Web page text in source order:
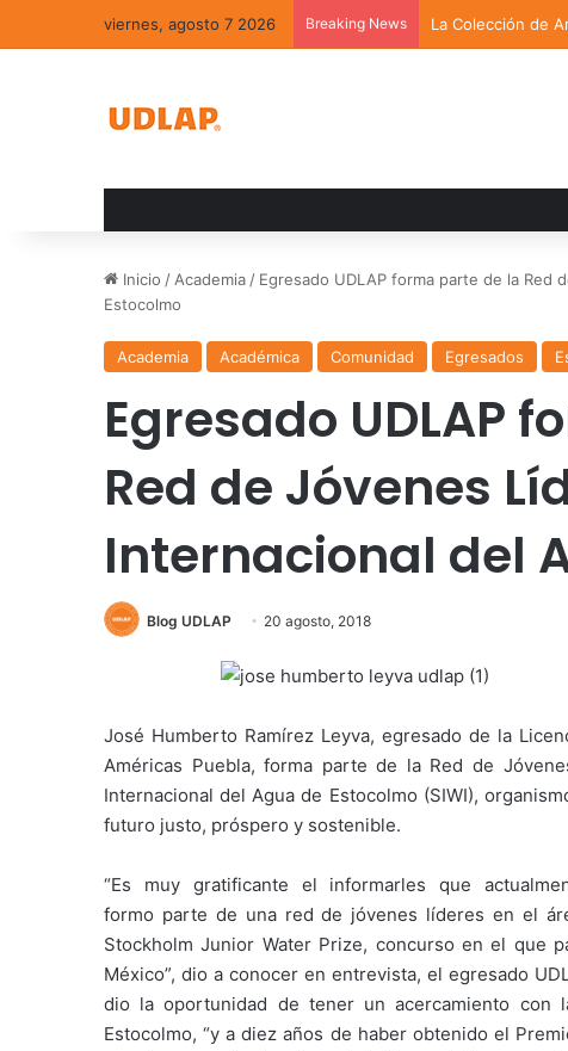
viernes, agosto 7 2026 Breaking News La Colección de
Inicio / Academia / Egresado UDLAP forma parte de la
Estocolmo
Academia Académica Comunidad Egresados
Egresado UDLAP
Red de Jóvenes
Internacional del
Blog UDLAP 20 agosto, 2018
José Humberto Ramírez Leyva, egresado de la
Américas Puebla, forma parte de la Red de
Internacional del Agua de Estocolmo (SIWI),
futuro justo, próspero y sostenible.
“Es muy gratificante el informarles que
formo parte de una red de jóvenes líderes en el
Stockholm Junior Water Prize, concurso en el que
México”, dio a conocer en entrevista, el egresado
dio la oportunidad de tener un acercamiento
Estocolmo, “y a diez años de haber obtenido el